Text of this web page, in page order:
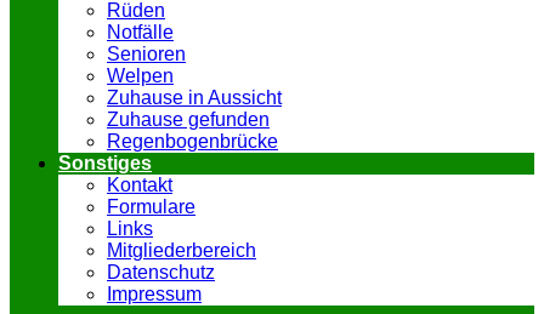
Rüden
Notfälle
Senioren
Welpen
Zuhause in Aussicht
Zuhause gefunden
Regenbogenbrücke
Sonstiges
Kontakt
Formulare
Links
Mitgliederbereich
Datenschutz
Impressum